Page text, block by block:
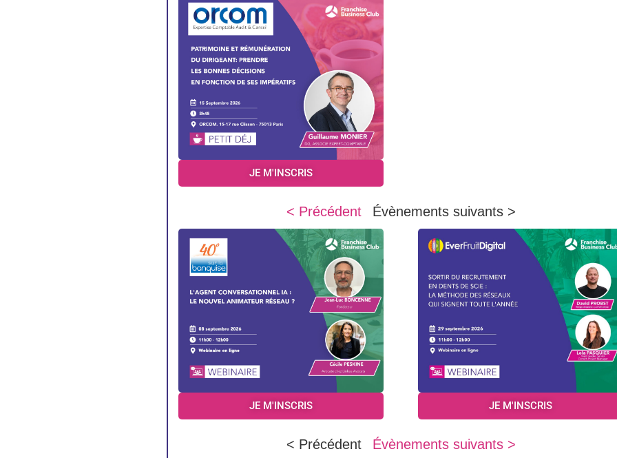
JE M'INSCRIS
< Précédent Évènements suivants >
JE M'INSCRIS JE M'INSCRIS
< Précédent Évènements suivants >